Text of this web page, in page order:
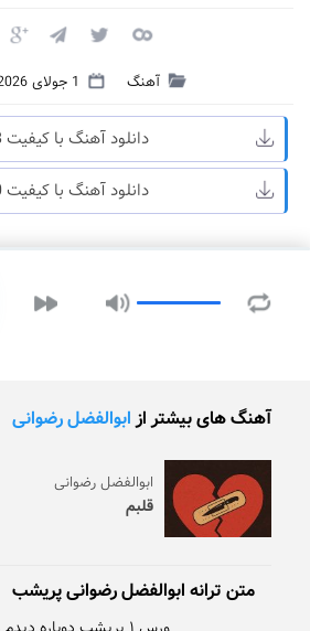
آهنگ 1 جولای 2026
دانلود آهنگ با کیفیت 128
دانلود آهنگ با کیفیت 320
آهنگ های بیشتر ازابوالفضل رضوانی
ابوالفضل رضوانی
قلبم
متن ترانه ابوالفضل رضوانی پریشب